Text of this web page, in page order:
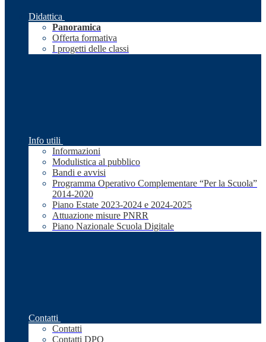
Didattica
Panoramica
Offerta formativa
I progetti delle classi
Info utili
Informazioni
Modulistica al pubblico
Bandi e avvisi
Programma Operativo Complementare “Per la Scuola”
2014-2020
Piano Estate 2023-2024 e 2024-2025
Attuazione misure PNRR
Piano Nazionale Scuola Digitale
Contatti
Contatti
Contatti DPO